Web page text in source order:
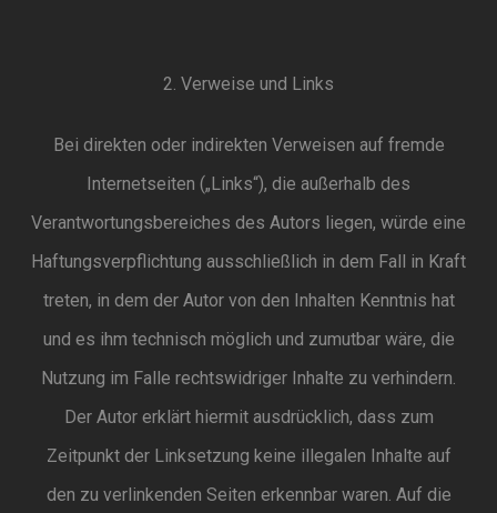
2. Verweise und Links
Bei direkten oder indirekten Verweisen auf fremde
Internetseiten („Links“), die außerhalb des
Verantwortungsbereiches des Autors liegen, würde eine
Haftungsverpflichtung ausschließlich in dem Fall in Kraft
treten, in dem der Autor von den Inhalten Kenntnis hat
und es ihm technisch möglich und zumutbar wäre, die
Nutzung im Falle rechtswidriger Inhalte zu verhindern.
Der Autor erklärt hiermit ausdrücklich, dass zum
Zeitpunkt der Linksetzung keine illegalen Inhalte auf
den zu verlinkenden Seiten erkennbar waren. Auf die